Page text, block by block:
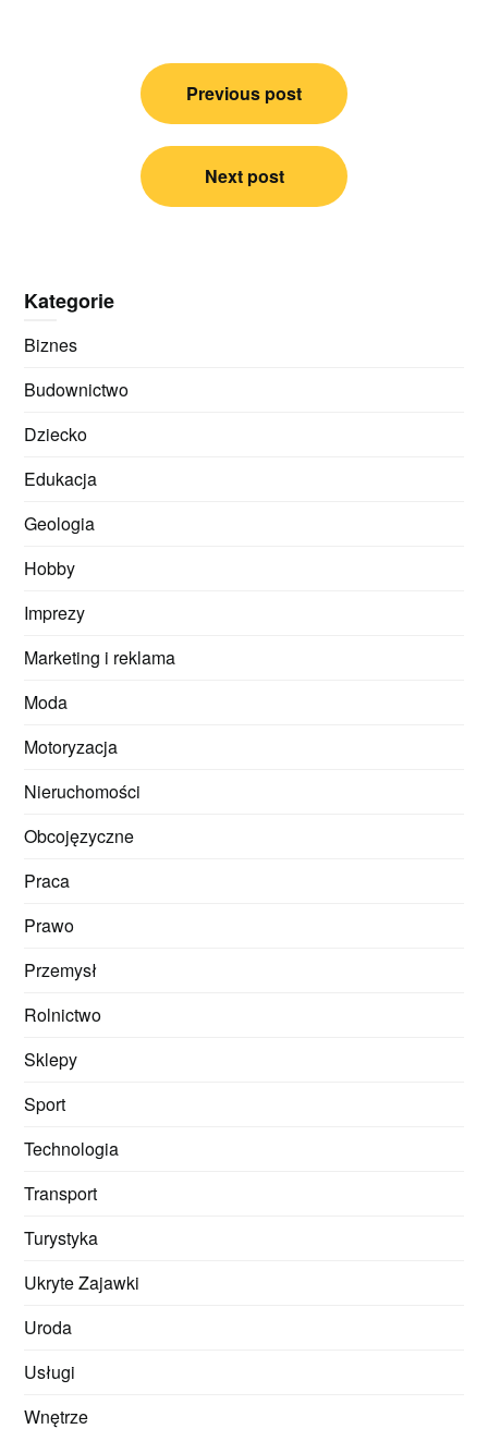
Nawigacja
Previous post
Next post
Kategorie
Biznes
Budownictwo
Dziecko
Edukacja
Geologia
Hobby
Imprezy
Marketing i reklama
Moda
Motoryzacja
Nieruchomości
Obcojęzyczne
Praca
Prawo
Przemysł
Rolnictwo
Sklepy
Sport
Technologia
Transport
Turystyka
Ukryte Zajawki
Uroda
Usługi
Wnętrze